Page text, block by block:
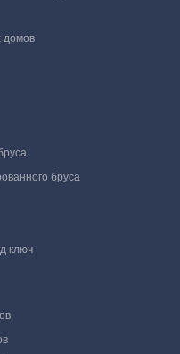
домов
бруса
ключ